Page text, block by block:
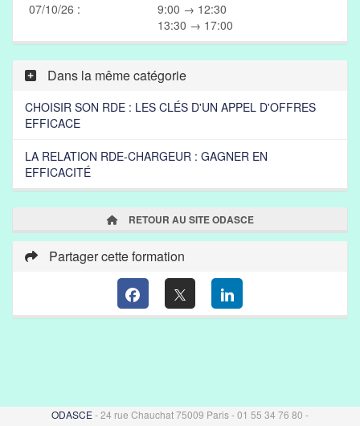
07/10/26 :
9:00 → 12:30
13:30 → 17:00
Dans la même catégorie
CHOISIR SON RDE : LES CLÉS D'UN APPEL D'OFFRES
EFFICACE
LA RELATION RDE-CHARGEUR : GAGNER EN
EFFICACITÉ
RETOUR AU SITE ODASCE
Partager cette formation
ODASCE- 24 rue Chauchat 75009 Paris - 01 55 34 76 80 -